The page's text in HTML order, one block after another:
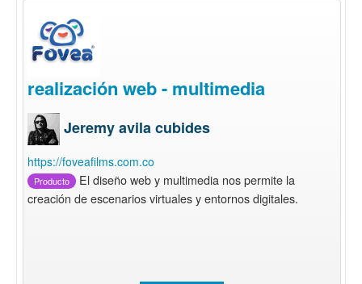
realización web - multimedia
Jeremy avila cubides
https://foveafilms.com.co
Producto
El diseño web y multimedia nos permite la
creación de escenarios virtuales y entornos digitales.